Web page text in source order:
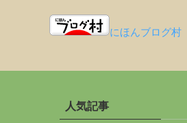
にほんブログ村
人気記事